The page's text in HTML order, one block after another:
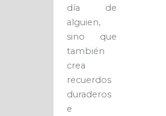
día de
alguien,
sino que
también
crea
recuerdos
duraderos
e